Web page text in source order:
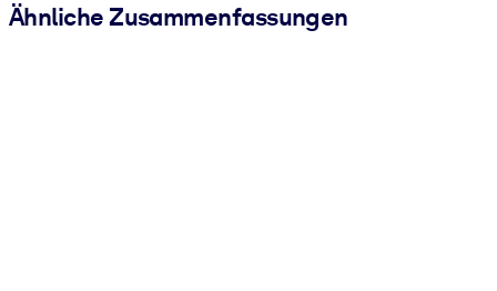
Ähnliche Zusammenfassungen